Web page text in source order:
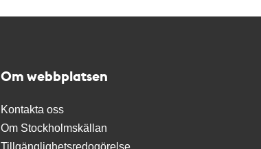
Om webbplatsen
Kontakta oss
Om Stockholmskällan
Tillgänglighetsredogörelse